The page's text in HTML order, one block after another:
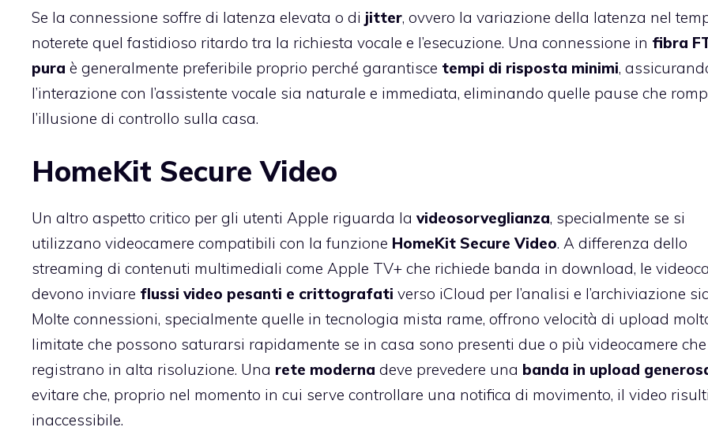
Se la connessione soffre di latenza elevata o di jitter, ovvero la variazione della latenza nel
noterete quel fastidioso ritardo tra la richiesta vocale e l’esecuzione. Una connessione in fibra
pura è generalmente preferibile proprio perché garantisce tempi di risposta minimi,
l’interazione con l’assistente vocale sia naturale e immediata, eliminando quelle pause che
l’illusione di controllo sulla casa.
HomeKit Secure Video
Un altro aspetto critico per gli utenti Apple riguarda la videosorveglianza, specialmente se si
utilizzano videocamere compatibili con la funzione HomeKit Secure Video. A differenza dello
streaming di contenuti multimediali come Apple TV+ che richiede banda in download, le
devono inviare flussi video pesanti e crittografati verso iCloud per l’analisi e l’archiviazione
Molte connessioni, specialmente quelle in tecnologia mista rame, offrono velocità di upload
limitate che possono saturarsi rapidamente se in casa sono presenti due o più videocamere che
registrano in alta risoluzione. Una rete moderna deve prevedere una banda in upload
evitare che, proprio nel momento in cui serve controllare una notifica di movimento, il video risulti
inaccessibile.